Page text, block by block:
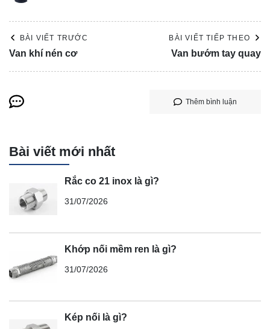
BÀI VIẾT TRƯỚC
Van khí nén cơ
BÀI VIẾT TIẾP THEO
Van bướm tay quay
Thêm bình luận
Bài viết mới nhất
Rắc co 21 inox là gì?
31/07/2026
Khớp nối mềm ren là gì?
31/07/2026
Kép nối là gì?